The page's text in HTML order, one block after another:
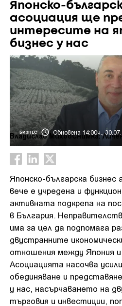
Японско-
асоциация ще
интересите на
бизнес у нас
БИЗНЕС Обновена 14:00ч.,
Владислав МиховСнимка:
Японско-българска бизнес
вече е учредена и
активната подкрепа на
в България.
има за цел да подпомага
двустранните
отношения между Япония и
Асоциацията насочва
обединяване и
у нас, насърчаването на
търговия и инвестиции,